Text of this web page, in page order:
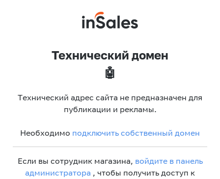
Технический домен
🤖
Технический адрес сайта не предназначен для
публикации и рекламы.
Необходимо подключить собственный домен
Если вы сотрудник магазина, войдите в панель
администратора , чтобы получить доступ к